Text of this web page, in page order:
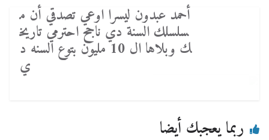
أحمد عبدون ليسرا اوعي تصدقي أن م
سلسلك السنة دي ناجح احترمي تاريخ
ك وبلاها ال 10 مليون بتوع السنه د
ي
ربما يعجبك أيضا